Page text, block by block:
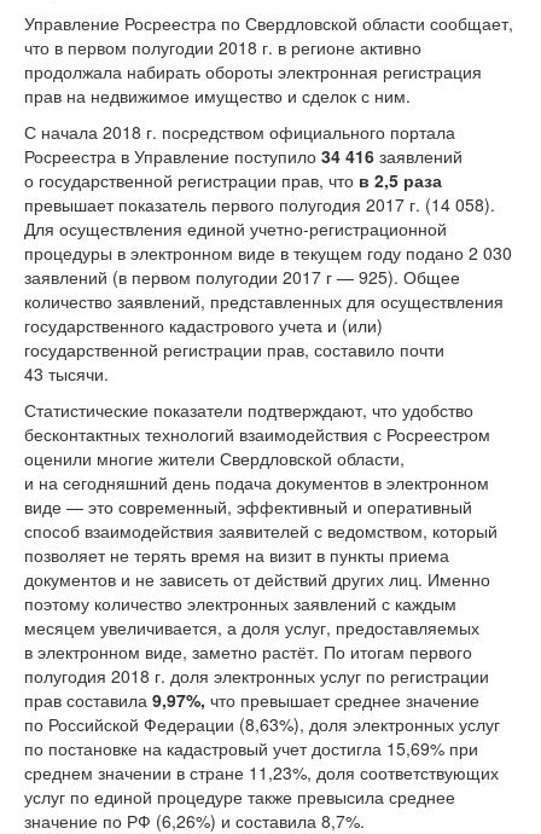
Управление Росреестра по Свердловской области сообщает,
что в первом полугодии 2018 г. в регионе активно
продолжала набирать обороты электронная регистрация
прав на недвижимое имущество и сделок с ним.
С начала 2018 г. посредством официального портала
Росреестра в Управление поступило 34 416 заявлений
о государственной регистрации прав, что в 2,5 раза
превышает показатель первого полугодия 2017 г. (14 058).
Для осуществления единой учетно-регистрационной
процедуры в электронном виде в текущем году подано 2 030
заявлений (в первом полугодии 2017 г — 925). Общее
количество заявлений, представленных для осуществления
государственного кадастрового учета и (или)
государственной регистрации прав, составило почти
43 тысячи.
Статистические показатели подтверждают, что удобство
бесконтактных технологий взаимодействия с Росреестром
оценили многие жители Свердловской области,
и на сегодняшний день подача документов в электронном
виде — это современный, эффективный и оперативный
способ взаимодействия заявителей с ведомством, который
позволяет не терять время на визит в пункты приема
документов и не зависеть от действий других лиц. Именно
поэтому количество электронных заявлений с каждым
месяцем увеличивается, а доля услуг, предоставляемых
в электронном виде, заметно растёт. По итогам первого
полугодия 2018 г. доля электронных услуг по регистрации
прав составила 9,97%, что превышает среднее значение
по Российской Федерации (8,63%), доля электронных услуг
по постановке на кадастровый учет достигла 15,69% при
среднем значении в стране 11,23%, доля соответствующих
услуг по единой процедуре также превысила среднее
значение по РФ (6,26%) и составила 8,7%.